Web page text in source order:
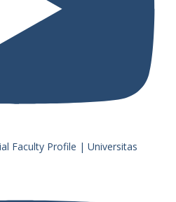
Faculty Profile | Universitas